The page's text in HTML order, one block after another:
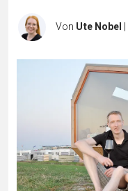
Von Ute Nobel |